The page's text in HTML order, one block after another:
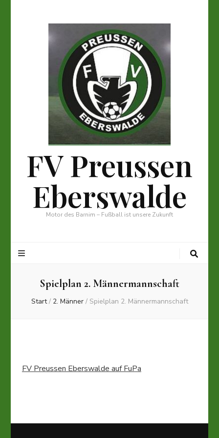
FV Preussen
Eberswalde
Motor des Barnim – Fußball ist unsere Zukunft
Spielplan 2. Männermannschaft
Start / 2. Männer / Spielplan 2. Männermannschaft
FV Preussen Eberswalde auf FuPa